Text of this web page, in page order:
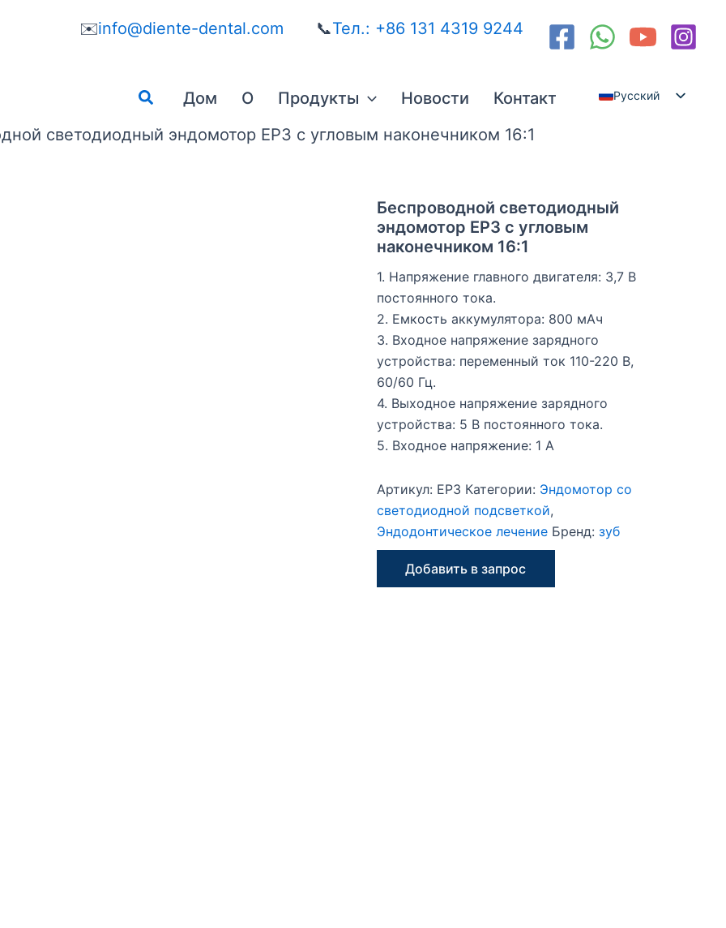
✉️info@diente-dental.com 📞Тел.: +86 131 4319 9244
ПоискДом О Продукты Новости Контакт
Русский
светодиодный эндомотор EP3 с угловым наконечником 16:1
Беспроводной светодиодный
эндомотор EP3 с угловым
наконечником 16:1
1. Напряжение главного двигателя: 3,7 В
постоянного тока.
2. Емкость аккумулятора: 800 мАч
3. Входное напряжение зарядного
устройства: переменный ток 110-220 В,
60/60 Гц.
4. Выходное напряжение зарядного
устройства: 5 В постоянного тока.
5. Входное напряжение: 1 А
Артикул: EP3 Категории: Эндомотор со
светодиодной подсветкой,
Эндодонтическое лечение Бренд: зуб
Добавить в запрос